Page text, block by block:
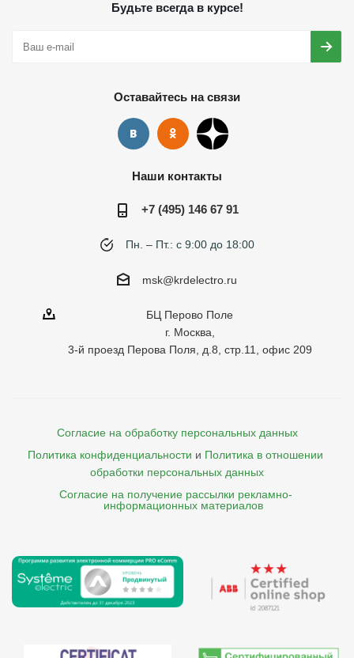
Будьте всегда в курсе!
Оставайтесь на связи
Наши контакты
+7 (495) 146 67 91
Пн. – Пт.: с 9:00 до 18:00
msk@krdelectro.ru
БЦ Перово Поле
г. Москва,
3-й проезд Перова Поля, д.8, стр.11, офис 209
Согласие на обработку персональных данных
Политика конфиденциальности и Политика в отношении
обработки персональных данных
Согласие на получение рассылки рекламно-
    информационных материалов